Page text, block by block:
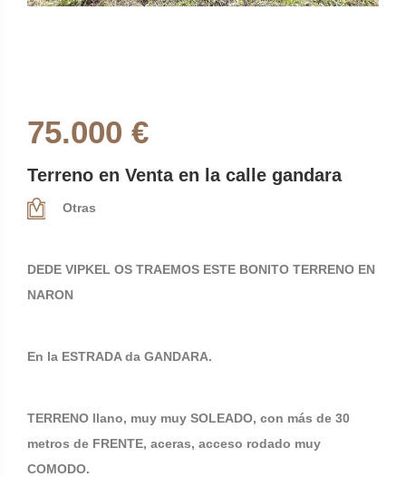
75.000 €
Terreno en Venta en la calle gandara
Otras
DEDE VIPKEL OS TRAEMOS ESTE BONITO TERRENO EN
NARON
En la ESTRADA da GANDARA.
TERRENO llano, muy muy SOLEADO, con más de 30
metros de FRENTE, aceras, acceso rodado muy
COMODO.